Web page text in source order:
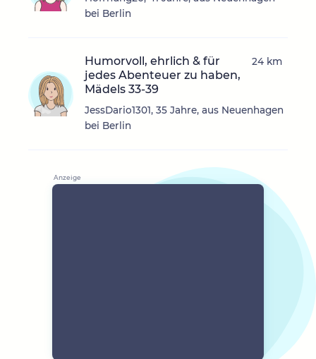
bei Berlin
Humorvoll, ehrlich & für
jedes Abenteuer zu haben,
Mädels 33-39
JessDario1301, 35 Jahre, aus Neuenhagen
bei Berlin
24 km